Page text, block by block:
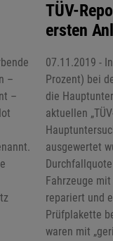
–
–
TÜV-
ersten
07.11.2019 -
Prozent) bei
die
aktuellen
ausgewertet
Fahrzeuge
repariert und
Prüfplakette
waren mit